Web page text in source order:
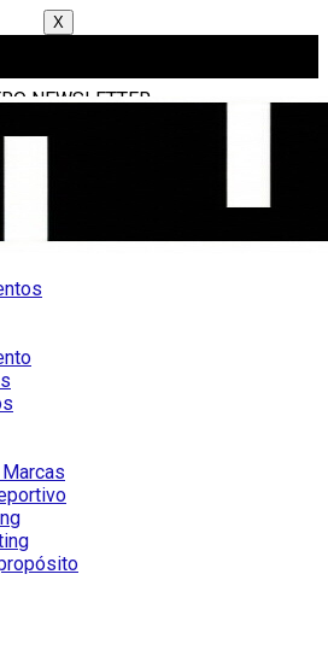
X
NEWSLETTER